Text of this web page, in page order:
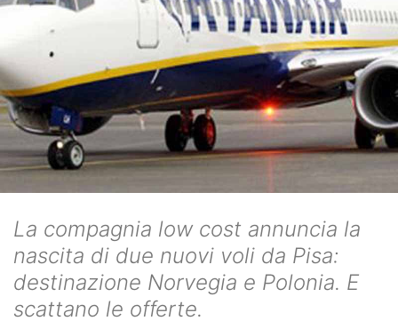
La compagnia low cost annuncia la
nascita di due nuovi voli da Pisa:
destinazione Norvegia e Polonia. E
scattano le offerte.